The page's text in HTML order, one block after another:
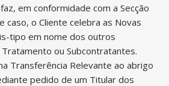
em conformidade com a Secção
caso, o Cliente celebra as Novas
tipo em nome dos outros
ou Subcontratantes.
Transferência Relevante ao abrigo
pedido de um Titular dos